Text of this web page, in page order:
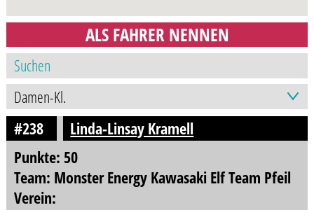
ALS FAHRER NENNEN
#238
Linda-Linsay Kramell
Punkte: 50
Team: Monster Energy Kawasaki Elf Team Pfeil
Verein: